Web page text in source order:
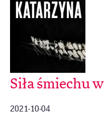
Siła śmiechu
2021-10-04